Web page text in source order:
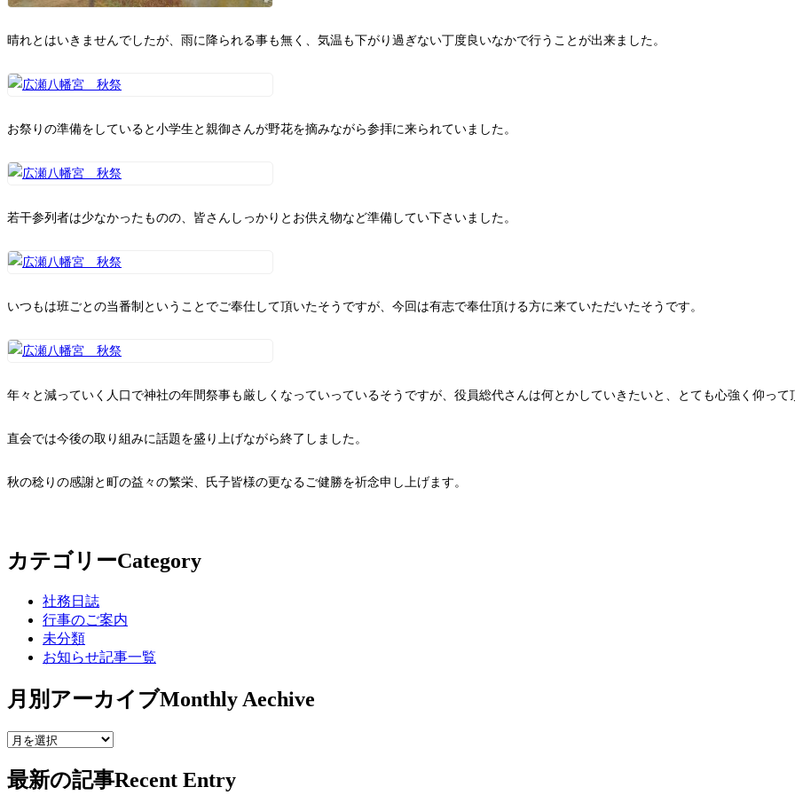
晴れとはいきませんでしたが、雨に降られる事も無く、気温も下がり過ぎない丁度良いなかで行うことが出来ました。
お祭りの準備をしていると小学生と親御さんが野花を摘みながら参拝に来られていました。
若干参列者は少なかったものの、皆さんしっかりとお供え物など準備してい下さいました。
いつもは班ごとの当番制ということでご奉仕して頂いたそうですが、今回は有志で奉仕頂ける方に来ていただいたそうです。
年々と減っていく人口で神社の年間祭事も厳しくなっていっているそうですが、役員総代さんは何とかしていきたいと、とても心強く仰って
直会では今後の取り組みに話題を盛り上げながら終了しました。
秋の稔りの感謝と町の益々の繁栄、氏子皆様の更なるご健勝を祈念申し上げます。
カテゴリーCategory
社務日誌
行事のご案内
未分類
お知らせ記事一覧
月別アーカイブMonthly Aechive
最新の記事Recent Entry